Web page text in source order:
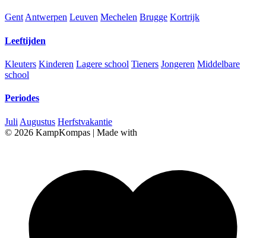
GentAntwerpen Leuven Mechelen Brugge Kortrijk
Leeftijden
Kleuters Kinderen Lagere school Tieners Jongeren Middelbare
school
Periodes
Juli Augustus Herfstvakantie
© 2026 KampKompas | Made with